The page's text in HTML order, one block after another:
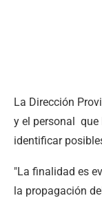
La Dirección
y el personal que
identificar
"La finalidad es
la propagación